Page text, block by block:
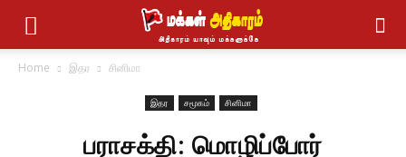
Home இதர சினிமா
இதர சமூகம் சினிமா
பராசக்தி: மொழிப்போர்